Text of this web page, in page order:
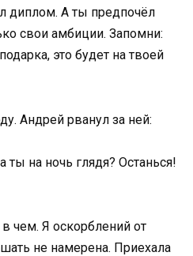
диплом. А ты предпочёл
свои амбиции. Запомни:
это будет на твоей
Андрей рванул за ней:
на ночь глядя? Останься!
чем. Я оскорблений от
не намерена. Приехала